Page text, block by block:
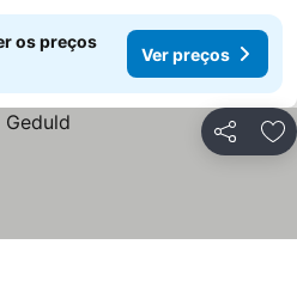
os preços
Ver preços
Partilhar